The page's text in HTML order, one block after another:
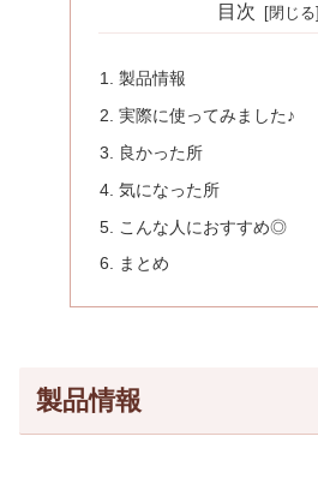
目次
製品情報
実際に使ってみました♪
良かった所
気になった所
こんな人におすすめ◎
まとめ
製品情報